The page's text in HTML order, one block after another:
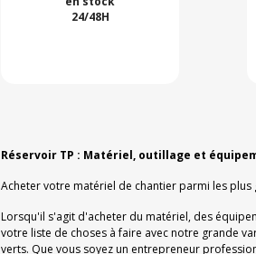
24/48H
Réservoir TP : Matériel, outillage et
Acheter votre matériel de chantier parmi les
Lorsqu'il s'agit d'acheter du matériel, des
votre liste de choses à faire avec notre grande
verts. Que vous soyez un entrepreneur